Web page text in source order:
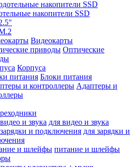
накопители SSD
Видеокарты
Оптические
Корпуса
Блоки питания
Адаптеры и
для видео и звука
для зарядки и
питание и шлейфы